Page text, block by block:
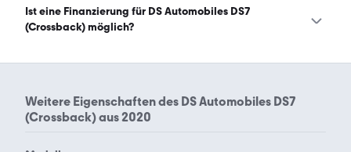
Alle Informationen zum Verkauf an mobile.de-
Ankaufstationen oder per Inserat auf mobile.de gibt es
Ist eine Finanzierung für DS Automobiles DS7
(Crossback) möglich?
jeweiligen Angebotsseite berechnet werden.
Weitere Eigenschaften des DS Automobiles DS7
(Crossback) aus 2020